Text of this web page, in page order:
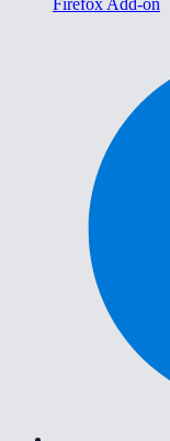
Firefox Add-on